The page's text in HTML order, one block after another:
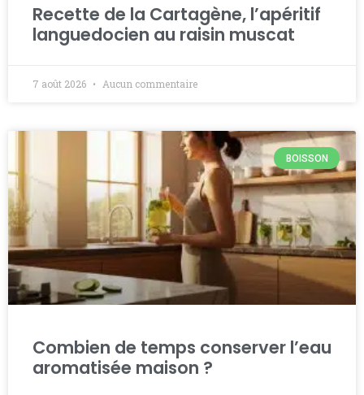
Recette de la Cartagène, l’apéritif
languedocien au raisin muscat
7 août 2026 Aucun commentaire
BOISSON
Combien de temps conserver l’eau
aromatisée maison ?